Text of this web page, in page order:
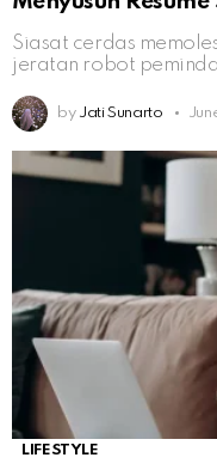
Siasat cerdas
jeratan robot
by Jati Sunarto
LIFESTYLE